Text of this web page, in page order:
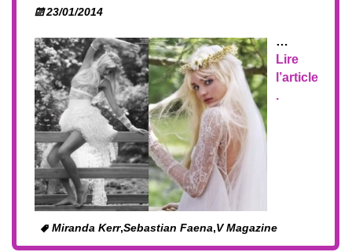
23/01/2014
…
Lire
l’article
.
Miranda Kerr,Sebastian Faena,V Magazine